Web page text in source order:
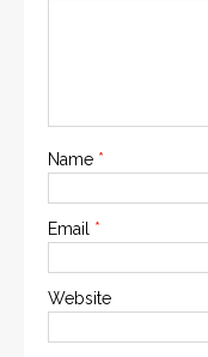
Name *
Email *
Website